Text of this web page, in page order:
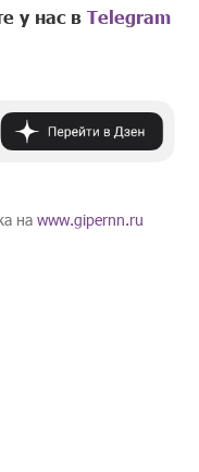
у нас вTelegram
наwww.gipernn.ru